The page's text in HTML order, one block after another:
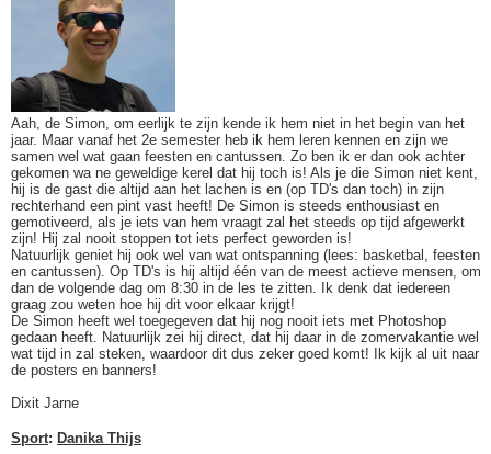
Aah, de Simon, om eerlijk te zijn kende ik hem niet in het begin van het
jaar. Maar vanaf het 2e semester heb ik hem leren kennen en zijn we
samen wel wat gaan feesten en cantussen. Zo ben ik er dan ook achter
gekomen wa ne geweldige kerel dat hij toch is! Als je die Simon niet kent,
hij is de gast die altijd aan het lachen is en (op TD's dan toch) in zijn
rechterhand een pint vast heeft! De Simon is steeds enthousiast en
gemotiveerd, als je iets van hem vraagt zal het steeds op tijd afgewerkt
zijn! Hij zal nooit stoppen tot iets perfect geworden is!
Natuurlijk geniet hij ook wel van wat ontspanning (lees: basketbal, feesten
en cantussen). Op TD's is hij altijd één van de meest actieve mensen, om
dan de volgende dag om 8:30 in de les te zitten. Ik denk dat iedereen
graag zou weten hoe hij dit voor elkaar krijgt!
De Simon heeft wel toegegeven dat hij nog nooit iets met Photoshop
gedaan heeft. Natuurlijk zei hij direct, dat hij daar in de zomervakantie wel
wat tijd in zal steken, waardoor dit dus zeker goed komt! Ik kijk al uit naar
de posters en banners!
Dixit Jarne
Sport: Danika Thijs